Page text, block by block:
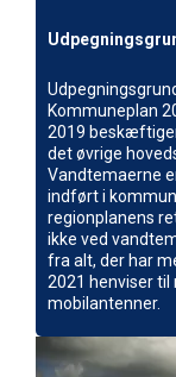
Kommuneplan
2019
det øvrige
Vandtemaerne
indført i
regionplanens
ikke ved
fra alt, der har
2021 henviser
mobilantenner.